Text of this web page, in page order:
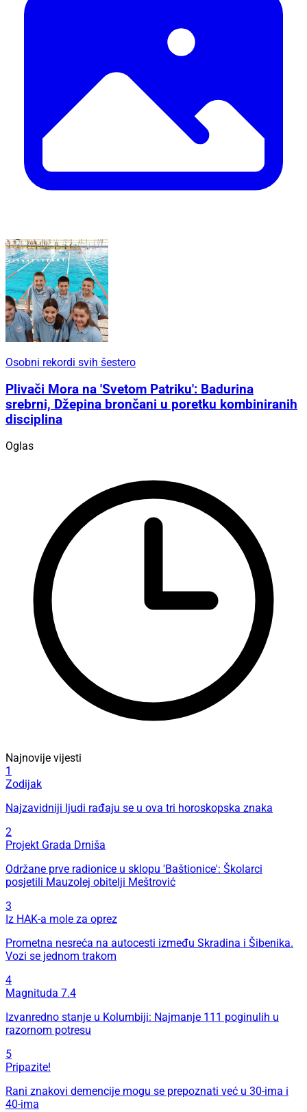
Osobni rekordi svih šestero
Plivači Mora na 'Svetom Patriku': Badurina
srebrni, Džepina brončani u poretku kombiniranih
disciplina
Oglas
Najnovije vijesti
1
Zodijak
Najzavidniji ljudi rađaju se u ova tri horoskopska znaka
2
Projekt Grada Drniša
Održane prve radionice u sklopu 'Baštionice': Školarci
posjetili Mauzolej obitelji Meštrović
3
Iz HAK-a mole za oprez
Prometna nesreća na autocesti između Skradina i Šibenika.
Vozi se jednom trakom
4
Magnituda 7.4
Izvanredno stanje u Kolumbiji: Najmanje 111 poginulih u
razornom potresu
5
Pripazite!
Rani znakovi demencije mogu se prepoznati već u 30-ima i
40-ima